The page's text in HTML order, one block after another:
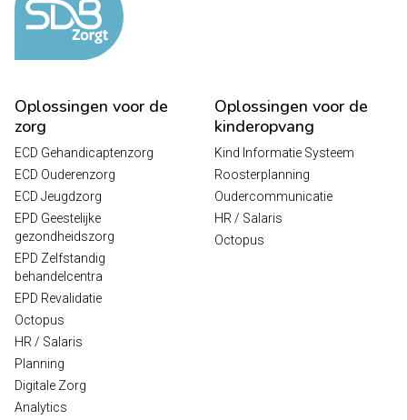
Oplossingen voor de
zorg
ECD Gehandicaptenzorg
ECD Ouderenzorg
ECD Jeugdzorg
EPD Geestelijke
gezondheidszorg
EPD Zelfstandig
behandelcentra
EPD Revalidatie
Octopus
HR / Salaris
Planning
Digitale Zorg
Analytics
Oplossingen voor de
kinderopvang
Kind Informatie Systeem
Roosterplanning
Oudercommunicatie
HR / Salaris
Octopus